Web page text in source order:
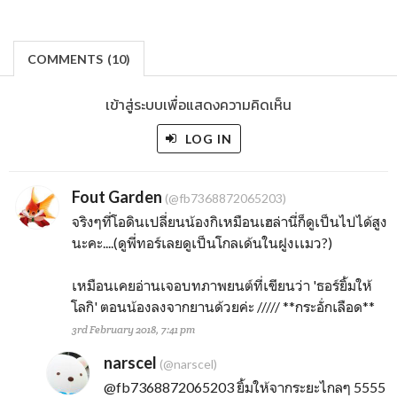
COMMENTS (10)
เข้าสู่ระบบเพื่อแสดงความคิดเห็น
LOG IN
Fout Garden (@fb7368872065203)
จริงๆที่โอดินเปลี่ยนน้องกิเหมือนเฮล่านี่ก็ดูเป็นไปได้สูง
นะคะ....(ดูพี่ทอร์เลยดูเป็นโกลเด้นในฝูงเเมว?)
เหมือนเคยอ่านเจอบทภาพยนต์ที่เขียนว่า 'ธอร์ยิ้มให้
โลกิ' ตอนน้องลงจากยานด้วยค่ะ ///// **กระอั่กเลือด**
3rd February 2018, 7:41 pm
narscel (@narscel)
@fb7368872065203ยิ้มให้จากระยะไกลๆ 5555